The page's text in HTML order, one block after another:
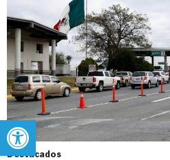
Abrir barra de herramientas
Destacados